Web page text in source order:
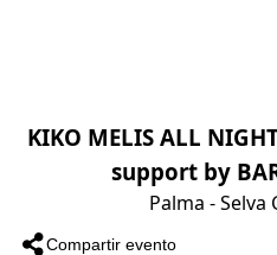
KIKO MELIS ALL
support by
Palma - Selva
Compartir evento